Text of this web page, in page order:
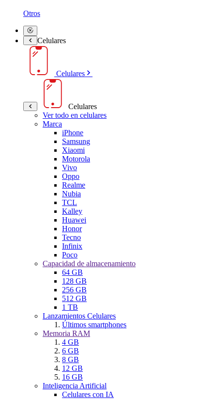
Otros
Celulares
Celulares
Celulares
Ver todo en celulares
Marca
iPhone
Samsung
Xiaomi
Motorola
Vivo
Oppo
Realme
Nubia
TCL
Kalley
Huawei
Honor
Tecno
Infinix
Poco
Capacidad de almacenamiento
64 GB
128 GB
256 GB
512 GB
1 TB
Lanzamientos Celulares
Últimos smartphones
Memoria RAM
4 GB
6 GB
8 GB
12 GB
16 GB
Inteligencia Artificial
Celulares con IA